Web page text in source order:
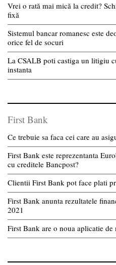
Vrei o rată mai mică la credit?
fixă
Sistemul bancar romanesc este
orice fel de socuri
La CSALB poti castiga un litigiu
instanta
First Bank
Ce trebuie sa faca cei care au
First Bank este reprezentanta
cu creditele Bancpost?
Clientii First Bank pot face plati
First Bank anunta rezultatele
2021
First Bank are o noua aplicatie